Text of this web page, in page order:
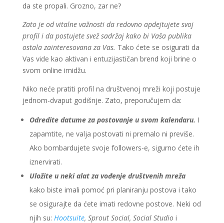
da ste propali. Grozno, zar ne?
Zato je od vitalne važnosti da redovno apdejtujete svoj
profil i da postujete svež sadržaj kako bi Vaša publika
ostala zainteresovana za Vas. Tako ćete se osigurati da
Vas vide kao aktivan i entuzijastičan brend koji brine o
svom online imidžu.
Niko neće pratiti profil na društvenoj mreži koji postuje
jednom-dvaput godišnje. Zato, preporučujem da:
Odredite datume za postovanje u svom kalendaru. I
zapamtite, ne valja postovati ni premalo ni previše.
Ako bombardujete svoje followers-e, sigurno ćete ih
iznervirati.
Uložite u neki alat za vođenje društvenih mreža
kako biste imali pomoć pri planiranju postova i tako
se osigurajte da ćete imati redovne postove. Neki od
njih su: Hootsuite, Sprout Social, Social Studioi